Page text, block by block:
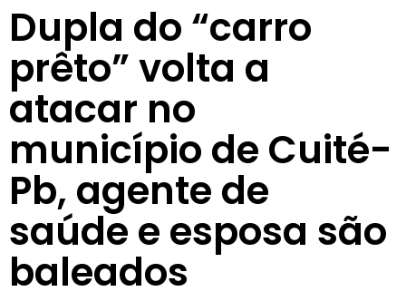
Dupla do “carro
prêto” volta a
atacar no
município de Cuité-
Pb, agente de
saúde e esposa são
baleados